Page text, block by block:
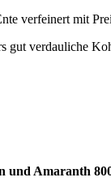
verfeinert mit
gut verdauliche
und Amaranth